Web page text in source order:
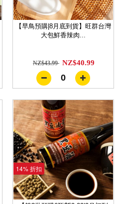
【早鳥預購|8月底到貨】旺群台灣
大包鮮香辣肉...
NZ$43.99 NZ$40.99
0
14% 折扣